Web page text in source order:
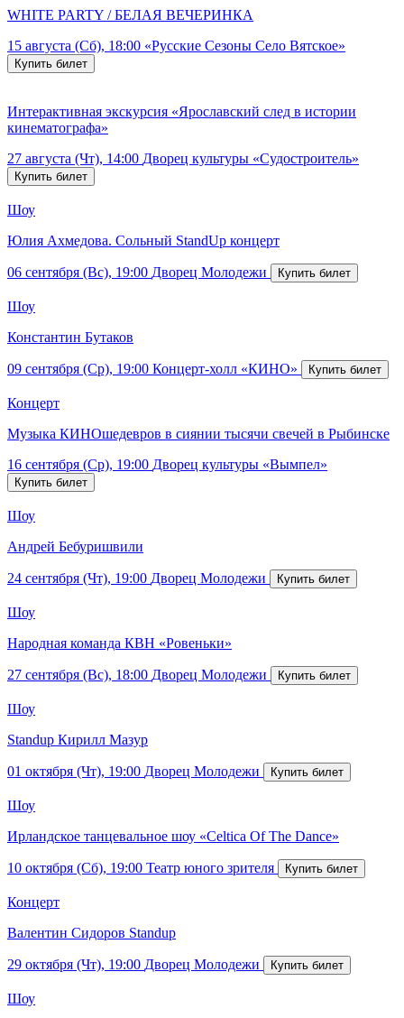
WHITE PARTY / БЕЛАЯ ВЕЧЕРИНКА
15 августа (Сб), 18:00 «Русские Сезоны Село Вятское»
Интерактивная экскурсия «Ярославский след в истории
кинематографа»
27 августа (Чт), 14:00 Дворец культуры «Судостроитель»
Шоу
Юлия Ахмедова. Сольный StandUp концерт
06 сентября (Вс), 19:00 Дворец Молодежи
Шоу
Константин Бутаков
09 сентября (Ср), 19:00 Концерт-холл «КИНО»
Концерт
Музыка КИНОшедевров в сиянии тысячи свечей в Рыбинске
16 сентября (Ср), 19:00 Дворец культуры «Вымпел»
Шоу
Андрей Бебуришвили
24 сентября (Чт), 19:00 Дворец Молодежи
Шоу
Народная команда КВН «Ровеньки»
27 сентября (Вс), 18:00 Дворец Молодежи
Шоу
Standup Кирилл Мазур
01 октября (Чт), 19:00 Дворец Молодежи
Шоу
Ирландское танцевальное шоу «Celtica Of The Dance»
10 октября (Сб), 19:00 Театр юного зрителя
Концерт
Валентин Сидоров Standup
29 октября (Чт), 19:00 Дворец Молодежи
Шоу